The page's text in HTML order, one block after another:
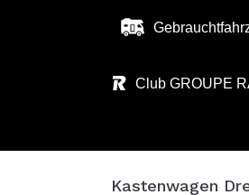
Club GROUPE
Kastenwagen